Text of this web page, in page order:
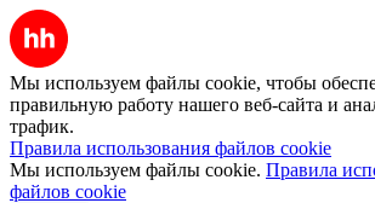
Мы используем файлы cookie, чтобы
правильную работу нашего веб-сайта и
трафик.
Правила использования файлов cookie
Мы используем файлы cookie. Правила
файлов cookie